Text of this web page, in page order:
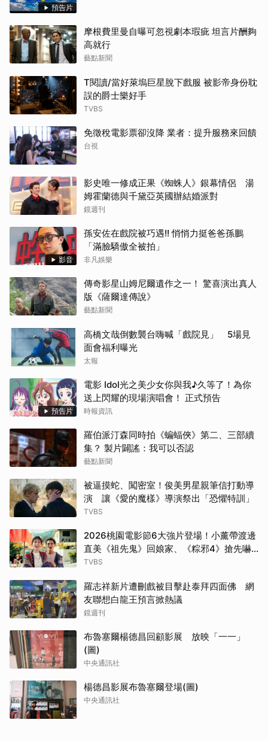
預告片
摩根費里曼自曝可忽視劇本瑕疵 坦言片酬夠
高就行
藝點新聞
T閱讀/當好萊塢巨星脫下戲服 被影帝身份耽
誤的爵士樂好手
TVBS
免徵稅電影票卻沒降 業者：提升服務來回饋
台視
影史唯一修成正果《蜘蛛人》銀幕情侶 湯
姆霍蘭德與千黛亞英國辦結婚派對
鏡週刊
影音
孫安佐在戲院被巧遇!! 悄悄力挺爸爸孫鵬
「滿臉驕傲全被拍」
非凡娛樂
傳奇影星山姆尼爾遺作之一！ 驚喜演出真人
版《薩爾達傳說》
藝點新聞
高橋文哉倒數襲台嗨喊「戲院見」 5場見
面會福利曝光
太報
預告片
電影 Idol光之美少女你與我♪久等了！為你
送上閃耀的現場演唱會！ 正式預告
時報資訊
羅伯派汀森同時拍《蝙蝠俠》第二、三部續
集？ 製片闢謠：我可以否認
藝點新聞
被逼摸蛇、闖密室！俊美男星親筆信打動導
演 讓《愛的魔樣》導演祭出「恐懼特訓」
TVBS
2026桃園電影節6大強片登場！小薰帶渡邊
直美《祖先鬼》回娘家、《粽邪4》搶先嚇
桃園
TVBS
羅志祥新片遭刪戲被目擊赴泰拜四面佛 網
友聯想白龍王預言掀熱議
鏡週刊
布魯塞爾楊德昌回顧影展 放映「一一」
(圖)
中央通訊社
楊德昌影展布魯塞爾登場(圖)
中央通訊社